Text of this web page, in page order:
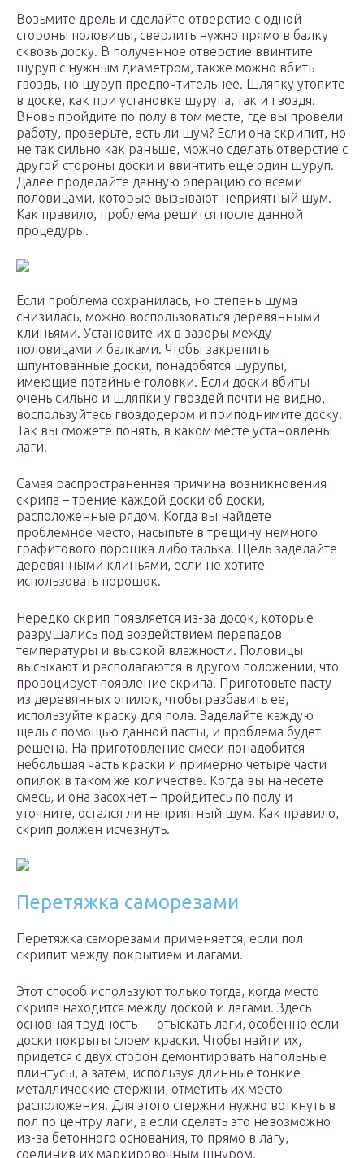
Возьмите дрель и сделайте отверстие с одной
стороны половицы, сверлить нужно прямо в балку
сквозь доску. В полученное отверстие ввинтите
шуруп с нужным диаметром, также можно вбить
гвоздь, но шуруп предпочтительнее. Шляпку утопите
в доске, как при установке шурупа, так и гвоздя.
Вновь пройдите по полу в том месте, где вы провели
работу, проверьте, есть ли шум? Если она скрипит, но
не так сильно как раньше, можно сделать отверстие с
другой стороны доски и ввинтить еще один шуруп.
Далее проделайте данную операцию со всеми
половицами, которые вызывают неприятный шум.
Как правило, проблема решится после данной
процедуры.
Если проблема сохранилась, но степень шума
снизилась, можно воспользоваться деревянными
клиньями. Установите их в зазоры между
половицами и балками. Чтобы закрепить
шпунтованные доски, понадобятся шурупы,
имеющие потайные головки. Если доски вбиты
очень сильно и шляпки у гвоздей почти не видно,
воспользуйтесь гвоздодером и приподнимите доску.
Так вы сможете понять, в каком месте установлены
лаги.
Самая распространенная причина возникновения
скрипа – трение каждой доски об доски,
расположенные рядом. Когда вы найдете
проблемное место, насыпьте в трещину немного
графитового порошка либо талька. Щель заделайте
деревянными клиньями, если не хотите
использовать порошок.
Нередко скрип появляется из-за досок, которые
разрушались под воздействием перепадов
температуры и высокой влажности. Половицы
высыхают и располагаются в другом положении, что
провоцирует появление скрипа. Приготовьте пасту
из деревянных опилок, чтобы разбавить ее,
используйте краску для пола. Заделайте каждую
щель с помощью данной пасты, и проблема будет
решена. На приготовление смеси понадобится
небольшая часть краски и примерно четыре части
опилок в таком же количестве. Когда вы нанесете
смесь, и она засохнет – пройдитесь по полу и
уточните, остался ли неприятный шум. Как правило,
скрип должен исчезнуть.
Перетяжка саморезами
Перетяжка саморезами применяется, если пол
скрипит между покрытием и лагами.
Этот способ используют только тогда, когда место
скрипа находится между доской и лагами. Здесь
основная трудность — отыскать лаги, особенно если
доски покрыты слоем краски. Чтобы найти их,
придется с двух сторон демонтировать напольные
плинтусы, а затем, используя длинные тонкие
металлические стержни, отметить их место
расположения. Для этого стержни нужно воткнуть в
пол по центру лаги, а если сделать это невозможно
из-за бетонного основания, то прямо в лагу,
соединив их маркировочным шнуром.